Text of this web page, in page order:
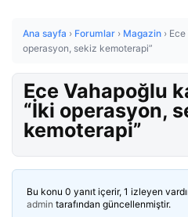
Ana sayfa › Forumlar › Magazin ›
operasyon, sekiz kemoterapi”
Ece Vahapoğlu
“İki operasyon,
kemoterapi”
Bu konu 0 yanıt içerir, 1 izleyen
admin tarafından güncellenmiştir.